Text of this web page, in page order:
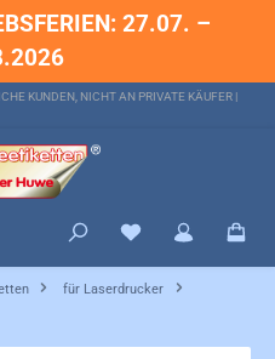
27.07. –
KUNDEN, NICHT AN PRIVATE KÄUFER |
Du hast 0 Produkte
für Laserdrucker